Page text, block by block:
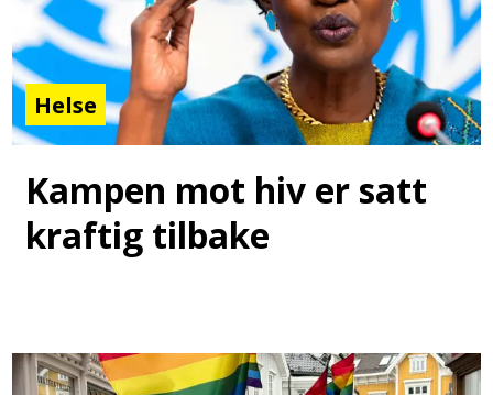
Helse
Kampen mot hiv er satt
kraftig tilbake